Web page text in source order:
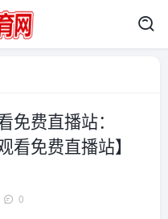
免费直播站：
看免费直播站】
0